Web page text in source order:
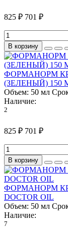
825 ₽ 701 ₽
В корзину
ФОРМАНОРМ
(ЗЕЛЕНЫЙ) 150
Объем: 50 мл
Наличие:
2
825 ₽ 701 ₽
В корзину
ФОРМАНОРМ
DOCTOR OIL
Объем: 50 мл
Наличие:
7